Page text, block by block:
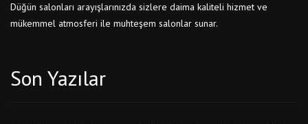
Düğün salonları arayışlarınızda sizlere daima kaliteli hizmet ve
mükemmel atmosferi ile muhteşem salonlar sunar.
Son Yazılar